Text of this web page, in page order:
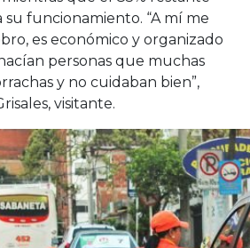
su funcionamiento. “A mí me
es económico y organizado
personas que muchas
y no cuidaban bien”,
visitante.